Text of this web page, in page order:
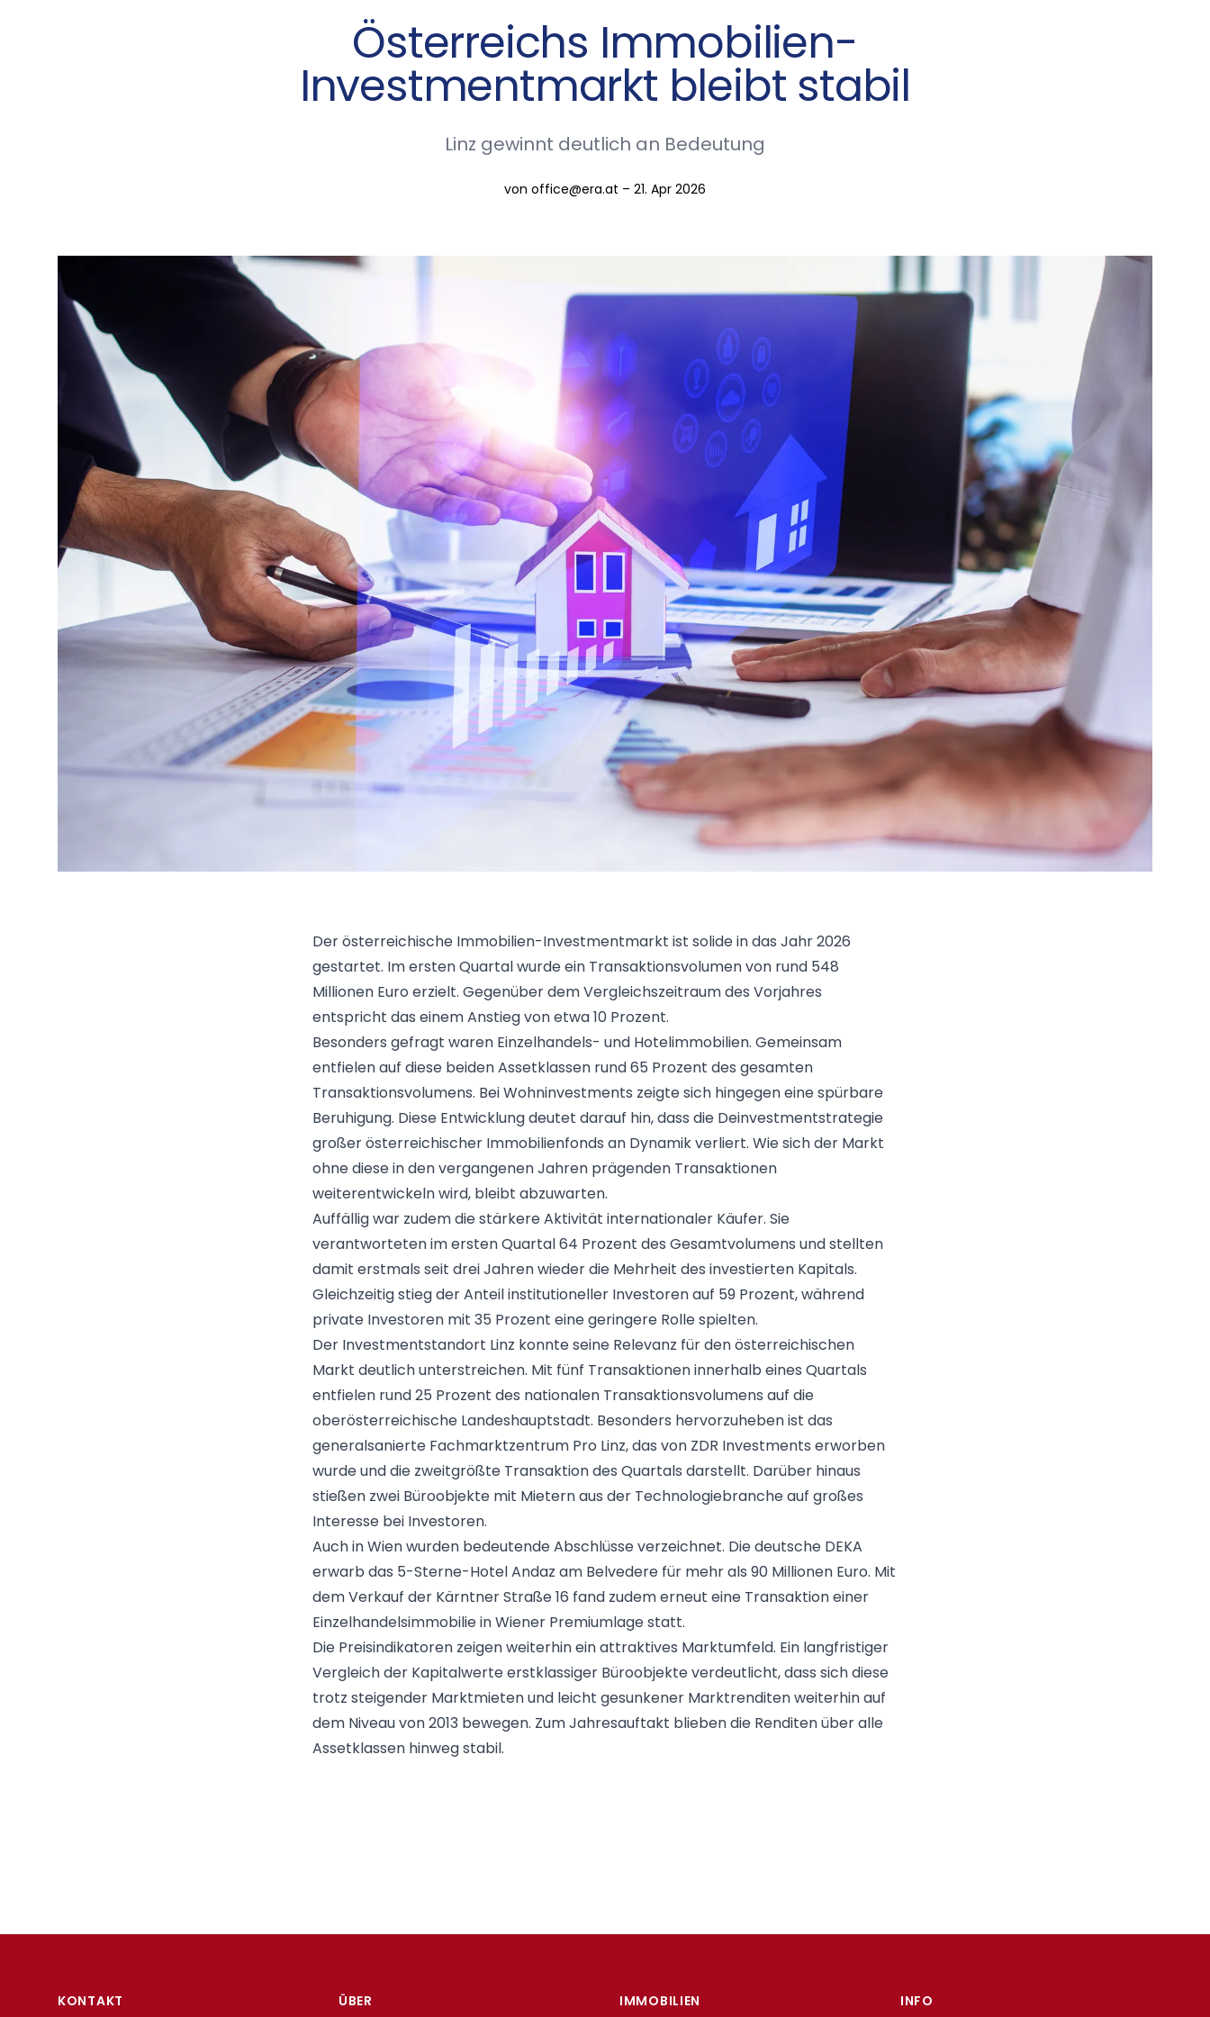
Österreichs Immobilien-
Investmentmarkt bleibt stabil
Linz gewinnt deutlich an Bedeutung
von office@era.at – 21. Apr 2026
Der österreichische Immobilien-Investmentmarkt ist solide in das Jahr 2026
gestartet. Im ersten Quartal wurde ein Transaktionsvolumen von rund 548
Millionen Euro erzielt. Gegenüber dem Vergleichszeitraum des Vorjahres
entspricht das einem Anstieg von etwa 10 Prozent.
Besonders gefragt waren Einzelhandels- und Hotelimmobilien. Gemeinsam
entfielen auf diese beiden Assetklassen rund 65 Prozent des gesamten
Transaktionsvolumens. Bei Wohninvestments zeigte sich hingegen eine spürbare
Beruhigung. Diese Entwicklung deutet darauf hin, dass die Deinvestmentstrategie
großer österreichischer Immobilienfonds an Dynamik verliert. Wie sich der Markt
ohne diese in den vergangenen Jahren prägenden Transaktionen
weiterentwickeln wird, bleibt abzuwarten.
Auffällig war zudem die stärkere Aktivität internationaler Käufer. Sie
verantworteten im ersten Quartal 64 Prozent des Gesamtvolumens und stellten
damit erstmals seit drei Jahren wieder die Mehrheit des investierten Kapitals.
Gleichzeitig stieg der Anteil institutioneller Investoren auf 59 Prozent, während
private Investoren mit 35 Prozent eine geringere Rolle spielten.
Der Investmentstandort Linz konnte seine Relevanz für den österreichischen
Markt deutlich unterstreichen. Mit fünf Transaktionen innerhalb eines Quartals
entfielen rund 25 Prozent des nationalen Transaktionsvolumens auf die
oberösterreichische Landeshauptstadt. Besonders hervorzuheben ist das
generalsanierte Fachmarktzentrum Pro Linz, das von ZDR Investments erworben
wurde und die zweitgrößte Transaktion des Quartals darstellt. Darüber hinaus
stießen zwei Büroobjekte mit Mietern aus der Technologiebranche auf großes
Interesse bei Investoren.
Auch in Wien wurden bedeutende Abschlüsse verzeichnet. Die deutsche DEKA
erwarb das 5-Sterne-Hotel Andaz am Belvedere für mehr als 90 Millionen Euro. Mit
dem Verkauf der Kärntner Straße 16 fand zudem erneut eine Transaktion einer
Einzelhandelsimmobilie in Wiener Premiumlage statt.
Die Preisindikatoren zeigen weiterhin ein attraktives Marktumfeld. Ein langfristiger
Vergleich der Kapitalwerte erstklassiger Büroobjekte verdeutlicht, dass sich diese
trotz steigender Marktmieten und leicht gesunkener Marktrenditen weiterhin auf
dem Niveau von 2013 bewegen. Zum Jahresauftakt blieben die Renditen über alle
Assetklassen hinweg stabil.
KONTAKT ÜBER IMMOBILIEN INFO